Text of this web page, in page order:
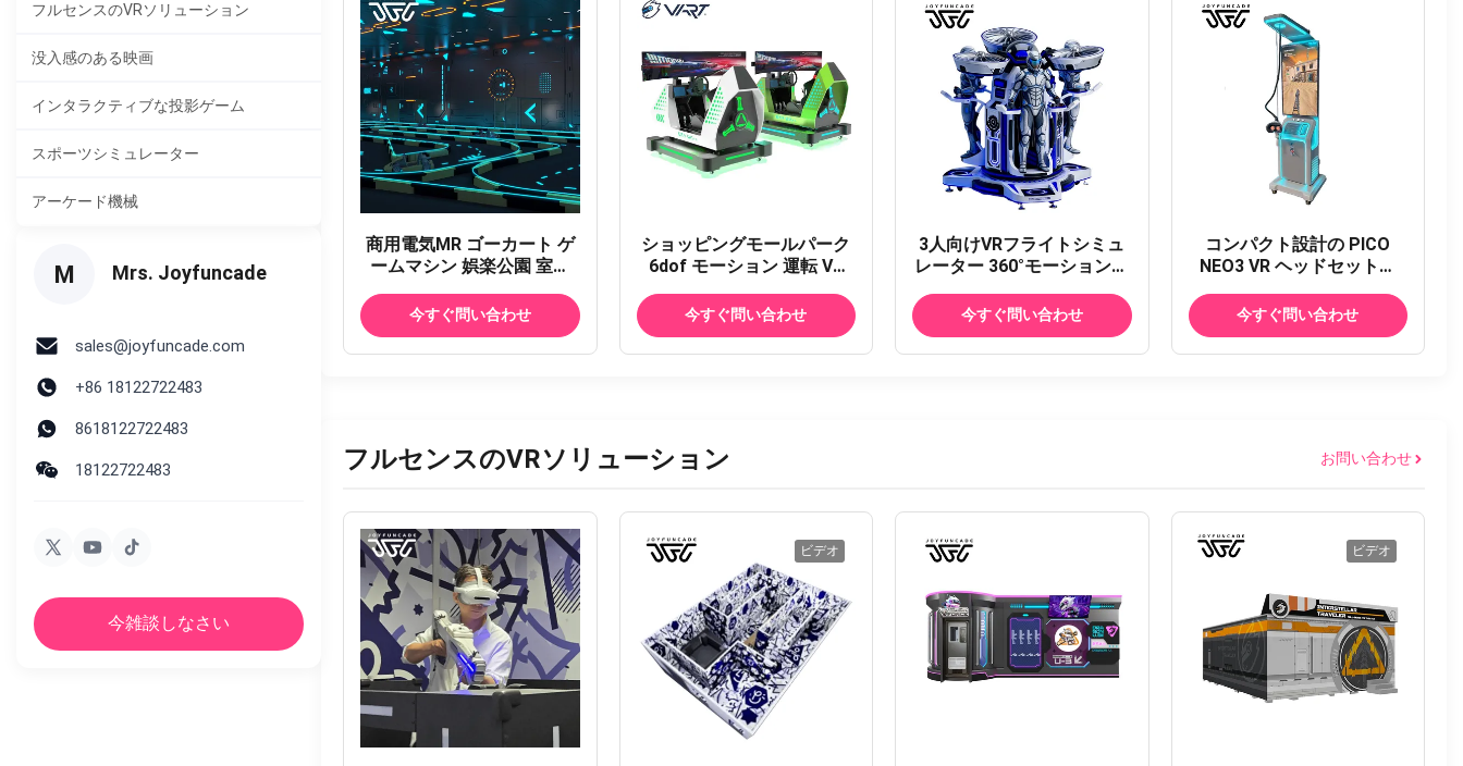
フルセンスのVRソリューション
没入感のある映画
インタラクティブな投影ゲーム
スポーツシミュレーター
アーケード機械
M Mrs. Joyfuncade
sales@joyfuncade.com
+86 18122722483
8618122722483
18122722483
今雑談しなさい
商用電気MR ゴーカート ゲ
ームマシン 娯楽公園 室内
バンパーカー 販売
今すぐ問い合わせ
ショッピングモールパーク
6dof モーション 運転 VR
レーター F1 レーシングカ
ー VR 3 スクリーン レーシ
ングカー 仮想現実シミュレ
今すぐ問い合わせ
3人向けVRフライトシミュ
レーター 360°モーション回
き次世代VRフライトシミュ
今すぐ問い合わせ
コンパクト設計の PICO
NEO3 VR ヘッドセットと
を備えた真新しい VR シュ
ーティング シミュレーター
アーケード マシン
今すぐ問い合わせ
フルセンスのVRソリューション お問い合わせ
ビデオ ビデオ